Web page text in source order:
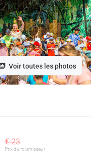
Voir toutes les photos
€ 23
Prix ​​du fournisseur